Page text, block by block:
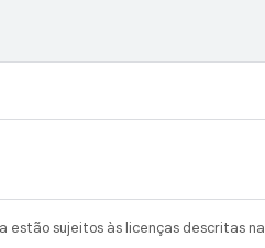
estão sujeitos às licenças descritas na